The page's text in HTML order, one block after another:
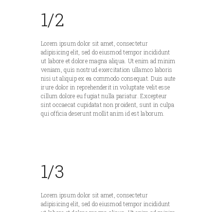
1/2
Lorem ipsum dolor sit amet, consectetur
adipisicing elit, sed do eiusmod tempor incididunt
ut labore et dolore magna aliqua. Ut enim ad minim
veniam, quis nostrud exercitation ullamco laboris
nisi ut aliquip ex ea commodo consequat. Duis aute
irure dolor in reprehenderit in voluptate velit esse
cillum dolore eu fugiat nulla pariatur. Excepteur
sint occaecat cupidatat non proident, sunt in culpa
qui officia deserunt mollit anim id est laborum.
1/3
Lorem ipsum dolor sit amet, consectetur
adipisicing elit, sed do eiusmod tempor incididunt